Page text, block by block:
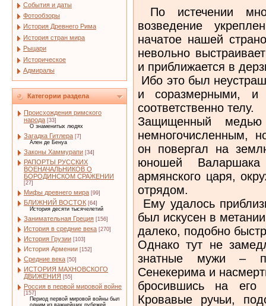
События и даты
Фотообзоры
История Древнего Рима
История стран мира
Рыцари
Историческое
Адмиралы
Категории раздела
Происхождения римского
народа [33]
О знаменитых людях
Загадка Гитлера [7]
Ален де Бенуа
Законы Хаммурапи [34]
РАПОРТЫ РУССКИХ
ВОЕНАЧАЛЬНИКОВ О
БОРОДИНСКОМ СРАЖЕНИИ
[27]
Мифы древнего мира [99]
БЛИЖНИЙ ВОСТОК [64]
История десяти тысячелетий
Занимательная Греция [156]
История в средние века [270]
История Грузии [103]
История Армении [152]
Средние века [50]
ИСТОРИЯ МАХНОВСКОГО
ДВИЖЕНИЯ [55]
Россия в первой мировой войне
[157]
Период первой мировой войны был
одним из важнейших рубежей
По истечении
возведение
начатое нашей
невольно
и приближается в
Ибо это был
и соразмерными, и
соответственно телу.
Защищенный
немногочисленным,
он повергал на
юношей
армянского царя,
отрядом.
Ему удалось
был искусен в
далеко, подобно
Однако тут не
знатные мужи –
Сенекерима и
бросившись на его
Кровавые ручьи,